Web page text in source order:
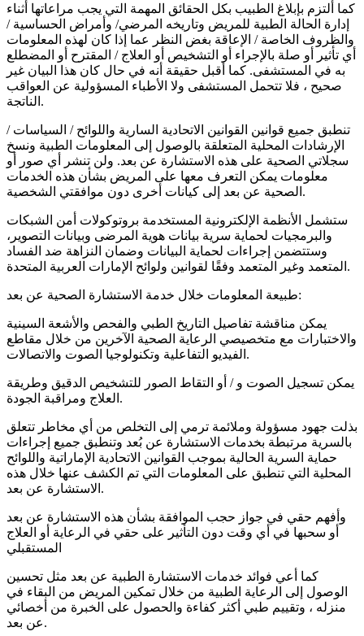
كما ألتزم بإبلاغ الطبيب بكل الحقائق المهمة التي يجب مراعاتها أثناء
إدارة الحالة الطبية للمريض وتاريخه المرضي/ وأمراض الحساسية /
والظروف الخاصة / الإعاقة بغض النظر عما إذا كان لهذه المعلومات
أي تأثير أو صلة بالإجراء أو التشخيص أو العلاج / المقترح أو المضطلع
به في المستشفى. كما أقبل حقيقة أنه في حال كان هذا البيان غير
صحيح ، فلا تتحمل المستشفى ولا الأطباء المسؤولية عن العواقب
الناتجة.
تنطبق جميع قوانين القوانين الاتحادية السارية واللوائح / السياسات /
الإرشادات المحلية المتعلقة بالوصول إلى المعلومات الطبية ونسخ
سجلاتي الصحية على هذه الاستشارة عن بعد. ولن تنشر أي صور أو
معلومات يمكن التعرف معها على المريض بشأن هذه الخدمات
الصحية عن بعد إلى كيانات أخرى دون موافقتي الشخصية.
ستشمل الأنظمة الإلكترونية المستخدمة بروتوكولات أمن الشبكات
والبرمجيات لحماية سرية بيانات هوية المرضى وبيانات التصوير،
وستتضمن إجراءات لحماية البيانات وضمان النزاهة ضد الفساد
المتعمد وغير المتعمد وفقًا لقوانين ولوائح الإمارات العربية المتحدة.
طبيعة المعلومات خلال خدمة الاستشارة الصحية عن بعد:
يمكن مناقشة تفاصيل التاريخ الطبي والفحص والأشعة السينية
والاختبارات مع متخصيصي الرعاية الصحية الآخرين من خلال مقاطع
الفيديو التفاعلية وتكنولوجيا الصوت والاتصالات.
يمكن تسجيل الصوت و / أو التقاط الصور للتشخيص الدقيق وطريقة
العلاج ومراقبة الجودة.
بذلت جهود مسؤولة وملائمة ترمي إلى التخلص من أي مخاطر تتعلق
بالسرية مرتبطة بخدمات الاستشارة عن بُعد وتنطبق جميع إجراءات
حماية السرية الحالية بموجب القوانين الاتحادية الإماراتية واللوائح
المحلية التي تنطبق على المعلومات التي تم الكشف عنها خلال هذه
الاستشارة عن بعد.
وأفهم حقي في جواز حجب الموافقة بشأن هذه الاستشارة عن بعد
أو سحبها في أي وقت دون التأثير على حقي في الرعاية أو العلاج
المستقبلي
كما أعي فوائد خدمات الاستشارة الطبية عن بعد مثل تحسين
الوصول إلى الرعاية الطبية من خلال تمكين المريض من البقاء في
منزله ، وتقييم طبي أكثر كفاءة والحصول على الخبرة من أخصائي
عن بعد.